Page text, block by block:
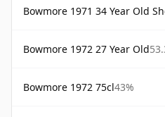
Bowmore 1971 34 Year Old
Bowmore 1972 27 Year Old
Bowmore 1972 75cl43%